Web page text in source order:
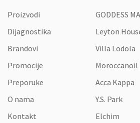
Proizvodi
Dijagnostika
Brandovi
Promocije
Preporuke
O nama
Kontakt
GODDESS
Leyton
Villa Lodola
Moroccanoil
Acca Kappa
Y.S. Park
Elchim